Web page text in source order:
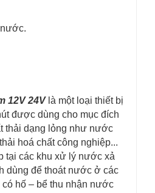
12V 24Vlà một loại thiết bị
được dùng cho mục đích
thải dạng lỏng như nước
hoá chất công nghiệp...
tại các khu xử lý nước xả
dùng để thoát nước ở các
hố – bể thu nhận nước